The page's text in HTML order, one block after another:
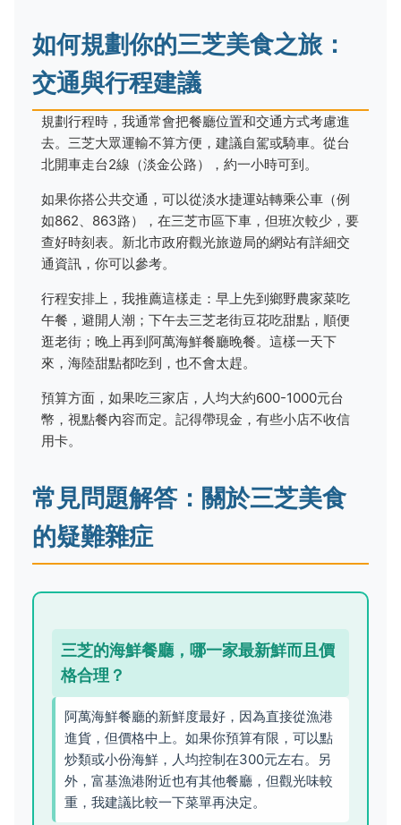
如何規劃你的三芝美食之旅：
交通與行程建議
規劃行程時，我通常會把餐廳位置和交通方式考慮進
去。三芝大眾運輸不算方便，建議自駕或騎車。從台
北開車走台2線（淡金公路），約一小時可到。
如果你搭公共交通，可以從淡水捷運站轉乘公車（例
如862、863路），在三芝市區下車，但班次較少，要
查好時刻表。新北市政府觀光旅遊局的網站有詳細交
通資訊，你可以參考。
行程安排上，我推薦這樣走：早上先到鄉野農家菜吃
午餐，避開人潮；下午去三芝老街豆花吃甜點，順便
逛老街；晚上再到阿萬海鮮餐廳晚餐。這樣一天下
來，海陸甜點都吃到，也不會太趕。
預算方面，如果吃三家店，人均大約600-1000元台
幣，視點餐內容而定。記得帶現金，有些小店不收信
用卡。
常見問題解答：關於三芝美食
的疑難雜症
三芝的海鮮餐廳，哪一家最新鮮而且價
格合理？
阿萬海鮮餐廳的新鮮度最好，因為直接從漁港
進貨，但價格中上。如果你預算有限，可以點
炒類或小份海鮮，人均控制在300元左右。另
外，富基漁港附近也有其他餐廳，但觀光味較
重，我建議比較一下菜單再決定。